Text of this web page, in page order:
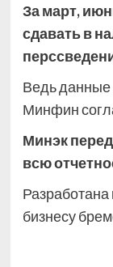
За март,
сдавать в
Ведь данные
Минфин
Минэк
всю
бизнесу